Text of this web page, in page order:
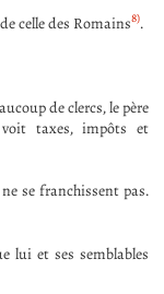
celle des Romains8).
de clercs, le père
taxes, impôts et
se franchissent pas.
lui et ses semblables